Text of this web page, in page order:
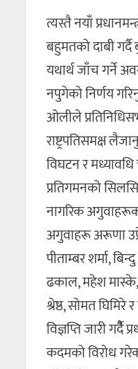
त्यस्तै नयाँ
बहुमतको दाबी
यथार्थ जाँच गर्ने
नपुगेको निर्णय
ओलीले
राष्ट्रपतिसमक्ष
विघटन र
प्रतिगमनको
नागरिक
अगुवाहरू अरूणा
पीताम्बर शर्मा, बिन्दु
ढकाल, महेश मास्के,
श्रेष्ठ, सोमत घिमिरे
विज्ञप्ति जारी गर्दैैै
कदमको विरोध